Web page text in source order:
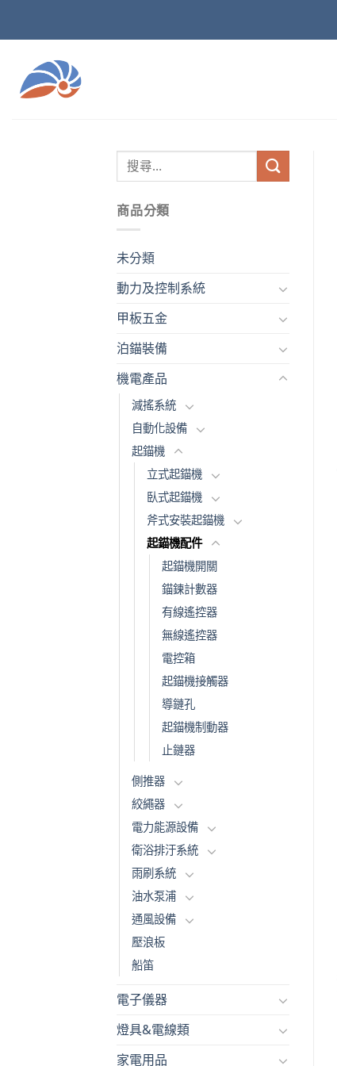
商品分類
未分類
動力及控制系統
甲板五金
泊錨裝備
機電產品
減搖系統
自動化設備
起錨機
立式起錨機
臥式起錨機
斧式安裝起錨機
起錨機配件
起錨機開關
錨鍊計數器
有線遙控器
無線遙控器
電控箱
起錨機接觸器
導鏈孔
起錨機制動器
止鏈器
側推器
絞繩器
電力能源設備
衛浴排汙系統
雨刷系統
油水泵浦
通風設備
壓浪板
船笛
電子儀器
燈具&電線類
家電用品
Quick MSC變速驅動器